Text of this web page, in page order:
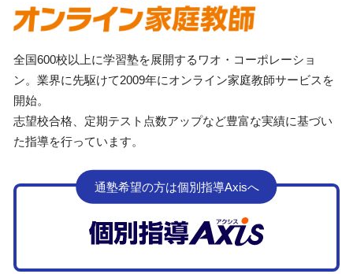
全国600校以上に学習塾を展開するワオ・コーポレーショ
ン。業界に先駆けて2009年にオンライン家庭教師サービスを
開始。
志望校合格、定期テスト点数アップなど豊富な実績に基づい
た指導を行っています。
通塾希望の方は個別指導Axisへ